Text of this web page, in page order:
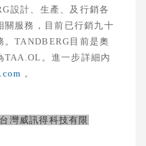
設計、生產、及行銷各
關服務，目前已行銷九十
。TANDBERG 目前是奧
TAA.OL 。進一步詳細內
。
台灣威訊得科技有限